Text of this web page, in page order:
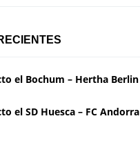
el Bochum – Hertha Berlin
el SD Huesca – FC Andorra